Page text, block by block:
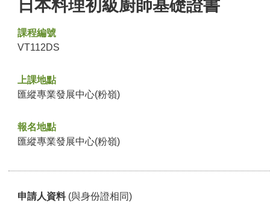
日本料理初級廚師基礎證書
課程編號
VT112DS
上課地點
匯縱專業發展中心(粉嶺)
報名地點
匯縱專業發展中心(粉嶺)
申請人資料 (與身份證相同)